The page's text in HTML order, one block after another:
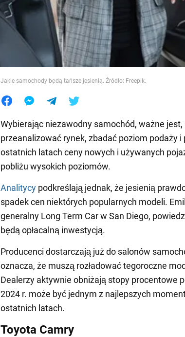
Jedzenie
Jakie samochody będą tańsze jesienią. Źródło: Freepik.
Wybierając niezawodny samochód, ważne jest,
przeanalizować rynek, zbadać poziom podaży
ostatnich latach ceny nowych i używanych
pobliżu wysokich poziomów.
Analitycy podkreślają jednak, że jesienią
spadek cen niektórych popularnych modeli.
generalny Long Term Car w San Diego,
będą opłacalną inwestycją.
Producenci dostarczają już do salonów
oznacza, że muszą rozładować tegoroczne
Dealerzy aktywnie obniżają stopy procentowe
2024 r. może być jednym z najlepszych
ostatnich latach.
Toyota Camry